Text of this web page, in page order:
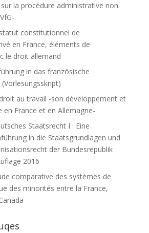
sur la procédure administrative non
statut constitutionnel de
en France, éléments de
le droit allemand
in das französische
droit au travail -son développement et
en France et en Allemagne-
Staatsrecht I : Eine
in die Staatsgrundlagen und
der Bundesrepublik
2016
comparative des systèmes de
des minorités entre la France,